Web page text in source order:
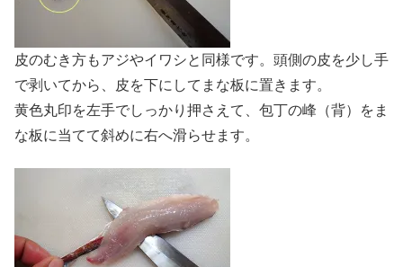
皮のむき方もアジやイワシと同様です。頭側の皮を少し手
で剥いてから、皮を下にしてまな板に置きます。
黄色丸印を左手でしっかり押さえて、包丁の峰（背）をま
な板に当てて斜めに右へ滑らせます。